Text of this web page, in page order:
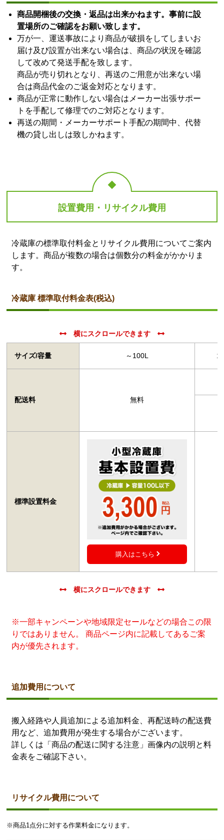
商品開梱後の交換・返品は出来かねます。事前に設
置場所のご確認をお願い致します。
万が一、運送事故により商品が破損をしてしまいお
届け及び設置が出来ない場合は、商品の状況を確認
して改めて発送手配を致します。
商品が売り切れとなり、再送のご用意が出来ない場
合は商品代金のご返金対応となります。
商品が正常に動作しない場合はメーカー出張サポー
トを手配して修理でのご対応となります。
再送の期間・メーカーサポート手配の期間中、代替
機の貸し出しは致しかねます。
設置費用・リサイクル費用
冷蔵庫の標準取付料金とリサイクル費用についてご案内
します。商品が複数の場合は個数分の料金がかかりま
す。
冷蔵庫 標準取付料金表(税込)
サイズ/容量 ～100L
配送料 無料
標準設置料金
購入はこちら
※一部キャンペーンや地域限定セールなどの場合この限
りではありません。 商品ページ内に記載してあるご案
内が優先されます。
追加費用について
搬入経路や人員追加による追加料金、再配送時の配送費
用など、追加費用が発生する場合がございます。
詳しくは 「商品の配送に関する注意」画像内の説明と料
金表をご確認下さい。
リサイクル費用について
※商品1点分に対する作業料金になります。